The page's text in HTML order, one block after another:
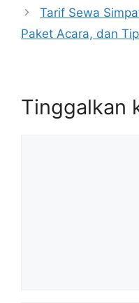
Tarif Sewa
Paket Acara, dan
Tinggalkan